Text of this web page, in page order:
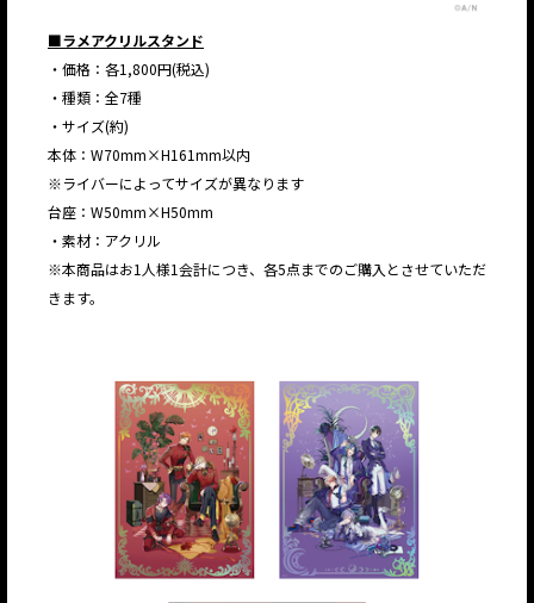
■ラメアクリルスタンド
・価格：各1,800円(税込)
・種類：全7種
・サイズ(約)
本体：W70mm×H161mm以内
※ライバーによってサイズが異なります
台座：W50mm×H50mm
・素材：アクリル
※本商品はお1人様1会計につき、各5点までのご購入とさせていただ
きます。